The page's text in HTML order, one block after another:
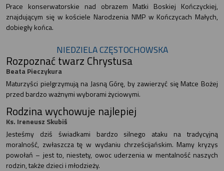
Prace konserwatorskie nad obrazem Matki Boskiej Kończyckiej,
znajdującym się w kościele Narodzenia NMP w Kończycach Małych,
dobiegły końca.
NIEDZIELA CZĘSTOCHOWSKA
Rozpoznać twarz Chrystusa
Beata Pieczykura
Maturzyści pielgrzymują na Jasną Górę, by zawierzyć się Matce Bożej
przed bardzo ważnymi wyborami życiowymi.
Rodzina wychowuje najlepiej
Ks. Ireneusz Skubiś
Jesteśmy dziś świadkami bardzo silnego ataku na tradycyjną
moralność, zwłaszcza tę w wydaniu chrześcijańskim. Mamy kryzys
powołań – jest to, niestety, owoc uderzenia w mentalność naszych
rodzin, także dzieci i młodzieży.